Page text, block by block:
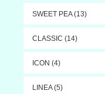
SWEET PEA (13)
CLASSIC (14)
ICON (4)
LINEA (5)